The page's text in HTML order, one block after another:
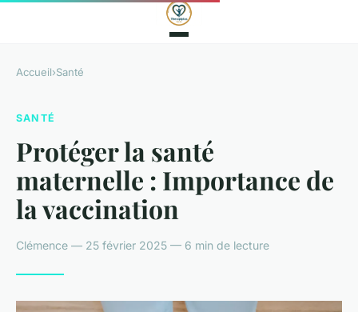
Accueil›Santé
SANTÉ
Protéger la santé
maternelle : Importance de
la vaccination
Clémence — 25 février 2025 — 6 min de lecture